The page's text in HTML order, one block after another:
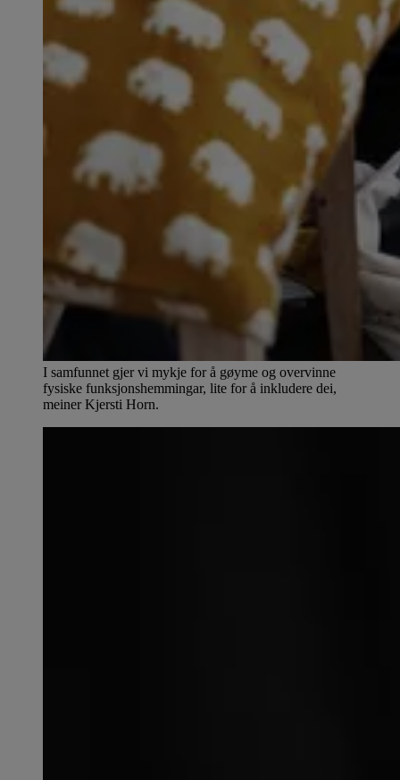
I samfunnet gjer vi mykje for å gøyme og overvinne
fysiske funksjonshemmingar, lite for å inkludere dei,
meiner Kjersti Horn.